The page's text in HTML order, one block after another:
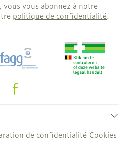
vous vous abonnez à notre
politique de confidentialité.
de confidentialité Cookies